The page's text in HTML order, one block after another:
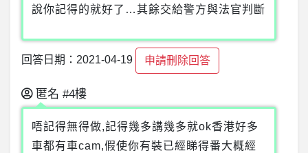
說你記得的就好了…其餘交給警方與法官判斷
回答日期：2021-04-19 申請刪除回答
匿名 #4樓
唔記得無得做,記得幾多講幾多就ok香港好多
車都有車cam,假使你有裝已經睇得番大概經